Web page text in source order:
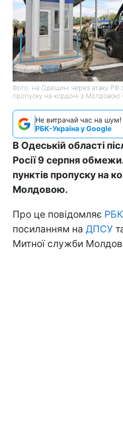
Фото: на Одещині через атаку РФ
пропуску на кордоні з Молдовою
Не витрачай час на шум!
РБК-Україна у Google
В Одеській області
Росії 9 серпня
пунктів пропуску на
Молдовою.
Про це повідомляє
посиланням на ДПСУ
Митної служби